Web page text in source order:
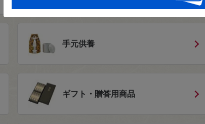
手元供養
ギフト・贈答用商品